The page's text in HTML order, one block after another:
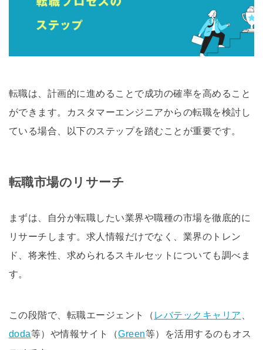
転職は、計画的に進めることで成功の確率を高めること
ができます。カスタマーエンジニアからの転職を検討し
ている場合、以下のステップを踏むことが重要です。
転職市場のリサーチ
まずは、自分が転職したい業界や職種の市場を徹底的に
リサーチします。求人情報だけでなく、業界のトレン
ド、将来性、求められるスキルセットについても調べま
す。
この段階で、転職エージェント（ レバテックキャリア
doda等）や情報サイト（Green等）を活用するのもオス